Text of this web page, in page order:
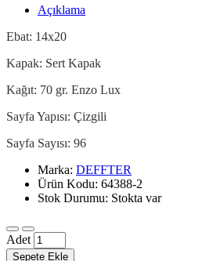
Açıklama
Ebat: 14x20
Kapak: Sert Kapak
Kağıt: 70 gr. Enzo Lux
Sayfa Yapısı: Çizgili
Sayfa Sayısı: 96
Marka: DEFFTER
Ürün Kodu: 64388-2
Stok Durumu: Stokta var
Adet
Sepete Ekle